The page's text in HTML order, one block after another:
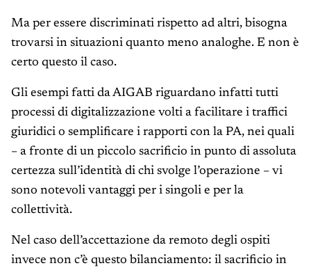
Ma per essere discriminati rispetto ad altri, bisogna
trovarsi in situazioni quanto meno analoghe. E non è
certo questo il caso.
Gli esempi fatti da AIGAB riguardano infatti tutti
processi di digitalizzazione volti a facilitare i traffici
giuridici o semplificare i rapporti con la PA, nei quali
– a fronte di un piccolo sacrificio in punto di assoluta
certezza sull’identità di chi svolge l’operazione – vi
sono notevoli vantaggi per i singoli e per la
collettività.
Nel caso dell’accettazione da remoto degli ospiti
invece non c’è questo bilanciamento: il sacrificio in